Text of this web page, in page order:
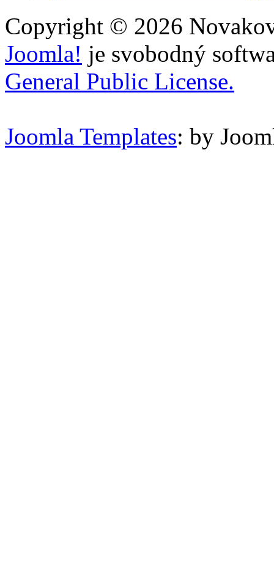
Copyright © 2026
Joomla! je svobodný
General Public License.
Joomla Templates: by